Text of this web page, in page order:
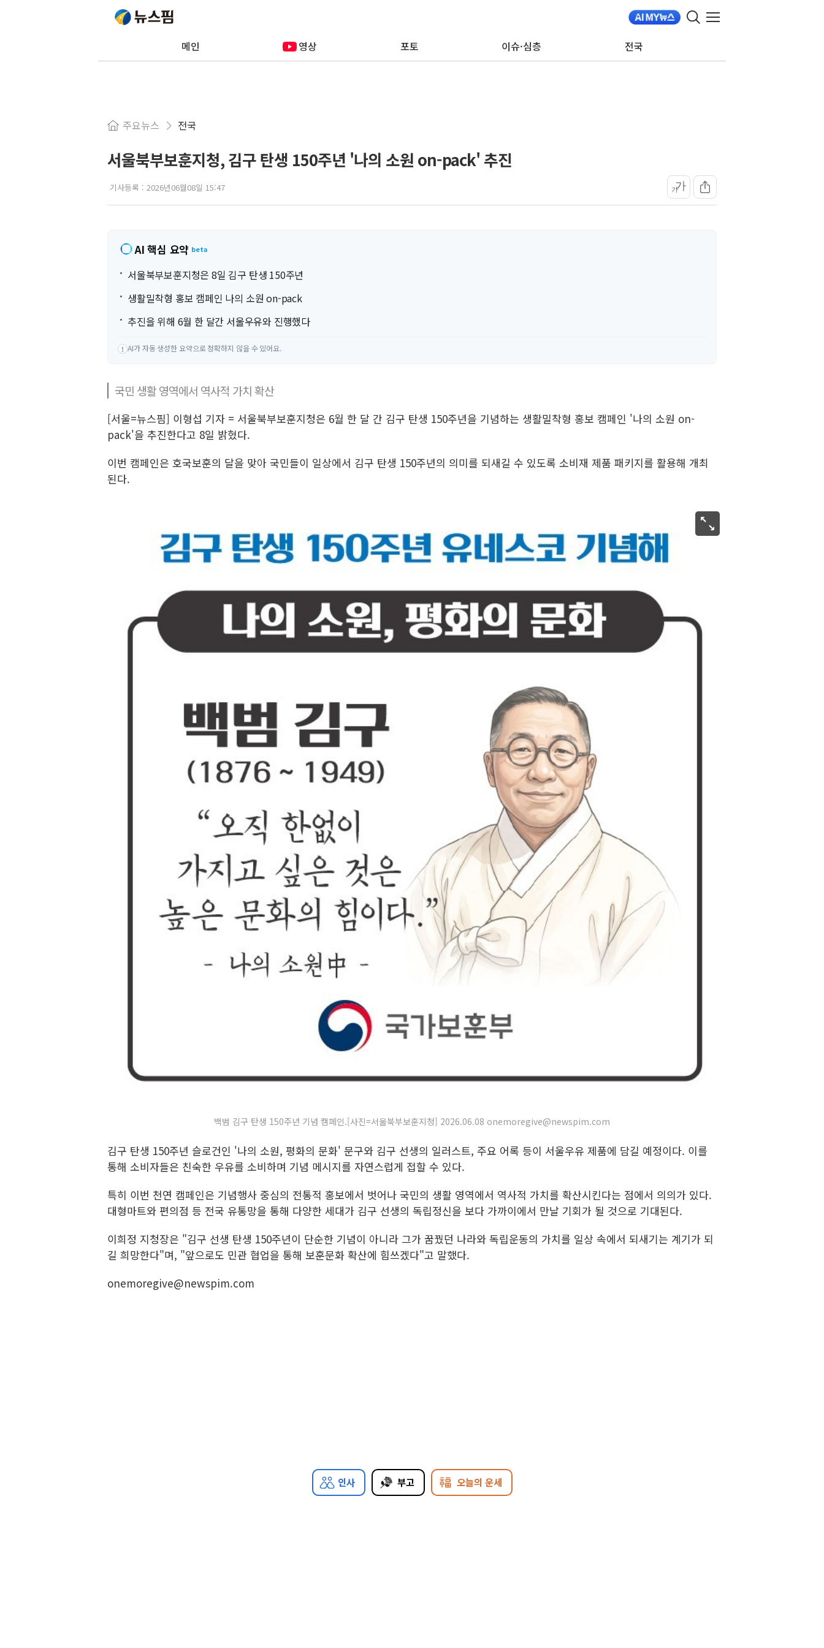
메인 영상 포토 이슈·심층 전국
주요뉴스 전국
서울북부보훈지청, 김구 탄생 150주년 '나의 소원 on-pack' 추진
기사등록 : 2026년06월08일 15:47 가가
AI 핵심 요약 beta
서울북부보훈지청은 8일 김구 탄생 150주년
생활밀착형 홍보 캠페인 나의 소원 on-pack
추진을 위해 6월 한 달간 서울우유와 진행했다
! AI가 자동 생성한 요약으로 정확하지 않을 수 있어요.
국민 생활 영역에서 역사적 가치 확산
[서울=뉴스핌] 이형섭 기자 = 서울북부보훈지청은 6월 한 달 간 김구 탄생 150주년을 기념하는 생활밀착형 홍보 캠페인 '나의 소원 on-
pack'을 추진한다고 8일 밝혔다.
이번 캠페인은 호국보훈의 달을 맞아 국민들이 일상에서 김구 탄생 150주년의 의미를 되새길 수 있도록 소비재 제품 패키지를 활용해 개최
된다.
백범 김구 탄생 150주년 기념 캠페인.[사진=서울북부보훈지청] 2026.06.08 onemoregive@newspim.com
김구 탄생 150주년 슬로건인 '나의 소원, 평화의 문화' 문구와 김구 선생의 일러스트, 주요 어록 등이 서울우유 제품에 담길 예정이다. 이를
통해 소비자들은 친숙한 우유를 소비하며 기념 메시지를 자연스럽게 접할 수 있다.
특히 이번 천연 캠페인은 기념행사 중심의 전통적 홍보에서 벗어나 국민의 생활 영역에서 역사적 가치를 확산시킨다는 점에서 의의가 있다.
대형마트와 편의점 등 전국 유통망을 통해 다양한 세대가 김구 선생의 독립정신을 보다 가까이에서 만날 기회가 될 것으로 기대된다.
이희정 지청장은 "김구 선생 탄생 150주년이 단순한 기념이 아니라 그가 꿈꿨던 나라와 독립운동의 가치를 일상 속에서 되새기는 계기가 되
길 희망한다"며, "앞으로도 민관 협업을 통해 보훈문화 확산에 힘쓰겠다"고 말했다.
onemoregive@newspim.com
인사 부고 오늘의 운세